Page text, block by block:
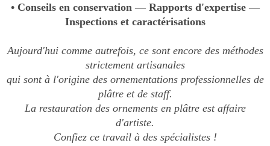
• Conseils en conservation — Rapports d'expertise —
Inspections et caractérisations
Aujourd'hui comme autrefois, ce sont encore des méthodes
strictement artisanales
qui sont à l'origine des ornementations professionnelles de
plâtre et de staff.
La restauration des ornements en plâtre est affaire
d'artiste.
Confiez ce travail à des spécialistes !